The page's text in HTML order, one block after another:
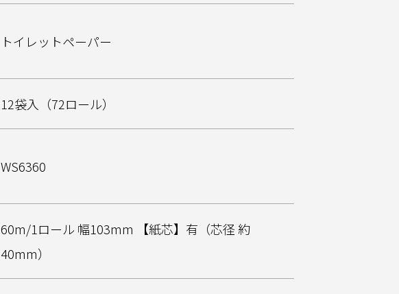
トイレットペーパー
12袋入（72ロール）
WS6360
60m/1ロール 幅103mm 【紙芯】有（芯径 約
40mm）